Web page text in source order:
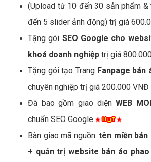
(Upload từ 10 đến 30 sản phẩm
đến 5 slider ảnh động) trị giá
Tặng gói SEO Google cho
khoá doanh nghiệp trị giá
Tặng gói tạo Trang Fanpage bán
chuyên nghiệp trị giá 200.000 VNĐ
Đã bao gồm giao diệnWEB
chuẩn SEO Google
Bàn giao mã nguồn: tên miền bán
+ quản trị website bán áo phao